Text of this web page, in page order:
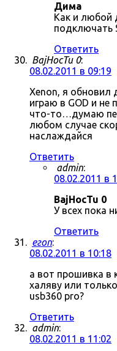
Дима
Как и любой
подключать
Ответить
BajHocTu 0:
08.02.2011 в 09:19
Xenon, я
играю в GOD и не
что-то…думаю
любом случае
наслаждайся
Ответить
admin:
08.02.2011 в
BajHocTu 0
У всех пока
Ответить
егоп:
08.02.2011 в 10:18
а вот прошивка в
халяву или
usb360 pro?
Ответить
admin:
08.02.2011 в 11:02